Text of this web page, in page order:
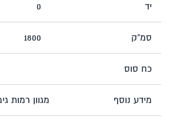
יד 0
סמ"ק 1800
כח סוס
מידע נוסף מגוון רמות